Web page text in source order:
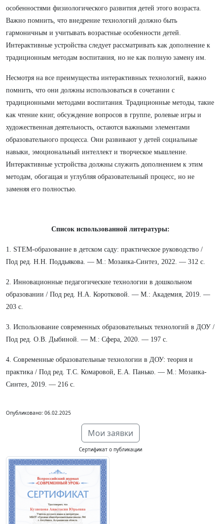
особенностями физиологического развития детей этого возраста.
Важно помнить, что внедрение технологий должно быть
гармоничным и учитывать возрастные особенности детей.
Интерактивные устройства следует рассматривать как дополнение к
традиционным методам воспитания, но не как полную замену им.
Несмотря на все преимущества интерактивных технологий, важно
помнить, что они должны использоваться в сочетании с
традиционными методами воспитания. Традиционные методы, такие
как чтение книг, обсуждение вопросов в группе, ролевые игры и
художественная деятельность, остаются важными элементами
образовательного процесса. Они развивают у детей социальные
навыки, эмоциональный интеллект и творческое мышление.
Интерактивные устройства должны служить дополнением к этим
методам, обогащая и углубляя образовательный процесс, но не
заменяя его полностью.
Список использованной литературы:
1. STEM-образование в детском саду: практическое руководство /
Под ред. Н.Н. Поддьякова. — М.: Мозаика-Синтез, 2022. — 312 с.
2. Инновационные педагогические технологии в дошкольном
образовании / Под ред. Н.А. Коротковой. — М.: Академия, 2019. —
203 с.
3. Использование современных образовательных технологий в ДОУ /
Под ред. О.В. Дыбиной. — М.: Сфера, 2020. — 197 с.
4. Современные образовательные технологии в ДОУ: теория и
практика / Под ред. Т.С. Комаровой, Е.А. Панько. — М.: Мозаика-
Синтез, 2019. — 216 с.
Опубликовано: 06.02.2025
Мои заявки
Сертификат о публикации